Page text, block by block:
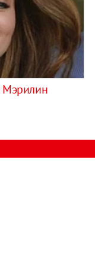
Мэрилин